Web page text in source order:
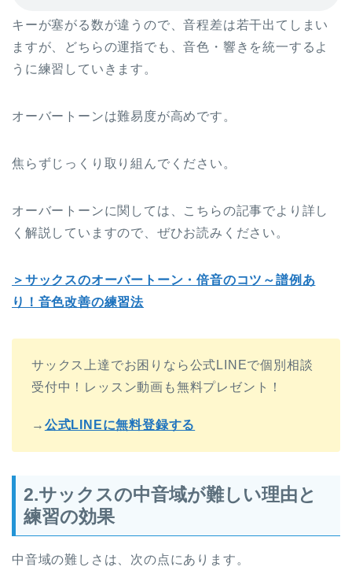
キーが塞がる数が違うので、音程差は若干出てしまい
ますが、どちらの運指でも、音色・響きを統一するよ
うに練習していきます。
オーバートーンは難易度が高めです。
焦らずじっくり取り組んでください。
オーバートーンに関しては、こちらの記事でより詳し
く解説していますので、ぜひお読みください。
＞サックスのオーバートーン・倍音のコツ～譜例あ
り！音色改善の練習法
サックス上達でお困りなら公式LINEで個別相談
受付中！レッスン動画も無料プレゼント！
→ 公式LINEに無料登録する
2.サックスの中音域が難しい理由と
練習の効果
中音域の難しさは、次の点にあります。